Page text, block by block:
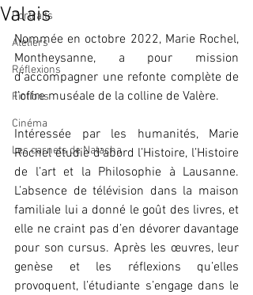
Portraits
Ateliers
Réflexions
Fictions
Cinéma
Les carnets de Natacha
Valais
Nommée en octobre 2022, Marie Rochel,
Montheysanne, a pour mission
d’accompagner une refonte complète de
l’offre muséale de la colline de Valère.
Intéressée par les humanités, Marie
Rochel étudie d’abord l’Histoire, l’Histoire
de l’art et la Philosophie à Lausanne.
L’absence de télévision dans la maison
familiale lui a donné le goût des livres, et
elle ne craint pas d’en dévorer davantage
pour son cursus. Après les œuvres, leur
genèse et les réflexions qu’elles
provoquent, l’étudiante s’engage dans le